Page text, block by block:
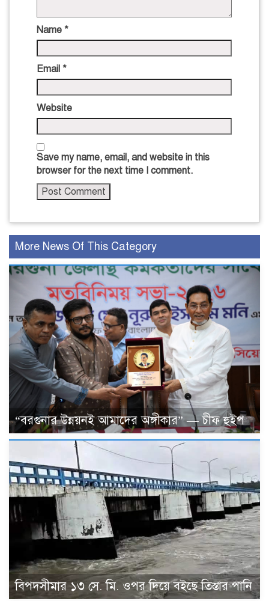
Name *
Email *
Website
Save my name, email, and website in this
browser for the next time I comment.
More News Of This Category
“বরগুনার উন্নয়নই আমাদের অঙ্গীকার” — চীফ হুইপ
বিপদসীমার ১৩ সে. মি. ওপর দিয়ে বইছে তিস্তার পানি